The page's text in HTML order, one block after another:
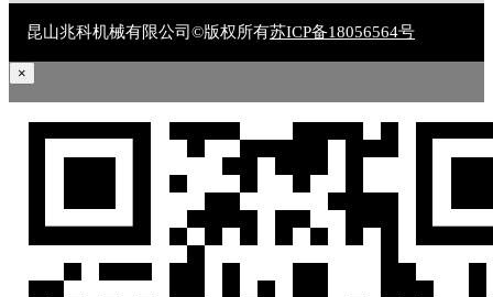
昆山兆科机械有限公司©版权所有苏ICP备18056564号
×